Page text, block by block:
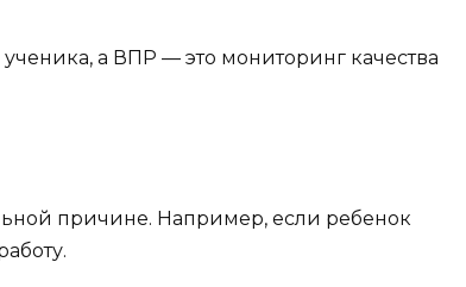
а ВПР — это мониторинг качества
причине. Например, если ребенок